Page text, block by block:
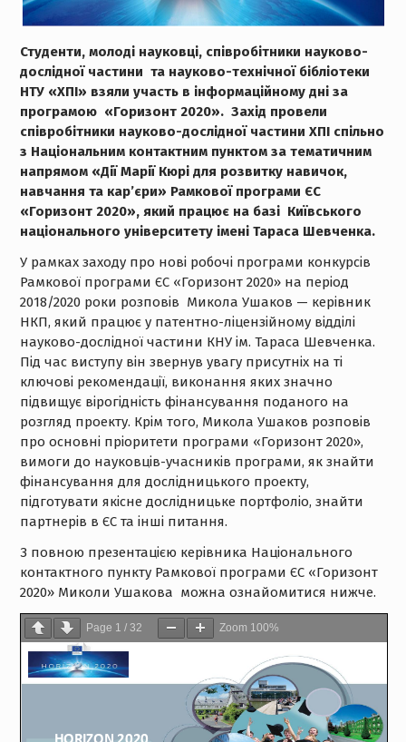
Студенти, молоді науковці, співробітники науково-
дослідної частини та науково-технічної бібліотеки
НТУ «ХПІ» взяли участь в інформаційному дні за
програмою «Горизонт 2020». Захід провели
співробітники науково-дослідної частини ХПІ спільно
з Національним контактним пунктом за тематичним
напрямом «Дії Марії Кюрі для розвитку навичок,
навчання та кар’єри» Рамкової програми ЄС
«Горизонт 2020», який працює на базі Київського
національного університету імені Тараса Шевченка.
У рамках заходу про нові робочі програми конкурсів
Рамкової програми ЄС «Горизонт 2020» на період
2018/2020 роки розповів Микола Ушаков — керівник
НКП, який працює у патентно-ліцензійному відділі
науково-дослідної частини КНУ ім. Тараса Шевченка.
Під час виступу він звернув увагу присутніх на ті
ключові рекомендації, виконання яких значно
підвищує вірогідність фінансування поданого на
розгляд проекту. Крім того, Микола Ушаков розповів
про основні пріоритети програми «Горизонт 2020»,
вимоги до науковців-учасників програми, як знайти
фінансування для дослідницького проекту,
підготувати якісне дослідницьке портфоліо, знайти
партнерів в ЄС та інші питання.
З повною презентацією керівника Національного
контактного пункту Рамкової програми ЄС «Горизонт
2020» Миколи Ушакова можна ознайомитися нижче.
Page 1 / 32 Zoom 100%